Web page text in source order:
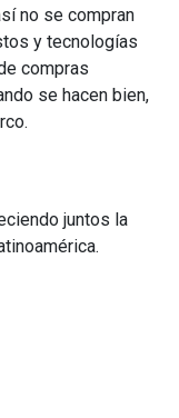
no se compran
y tecnologías
compras
se hacen bien,
juntos la